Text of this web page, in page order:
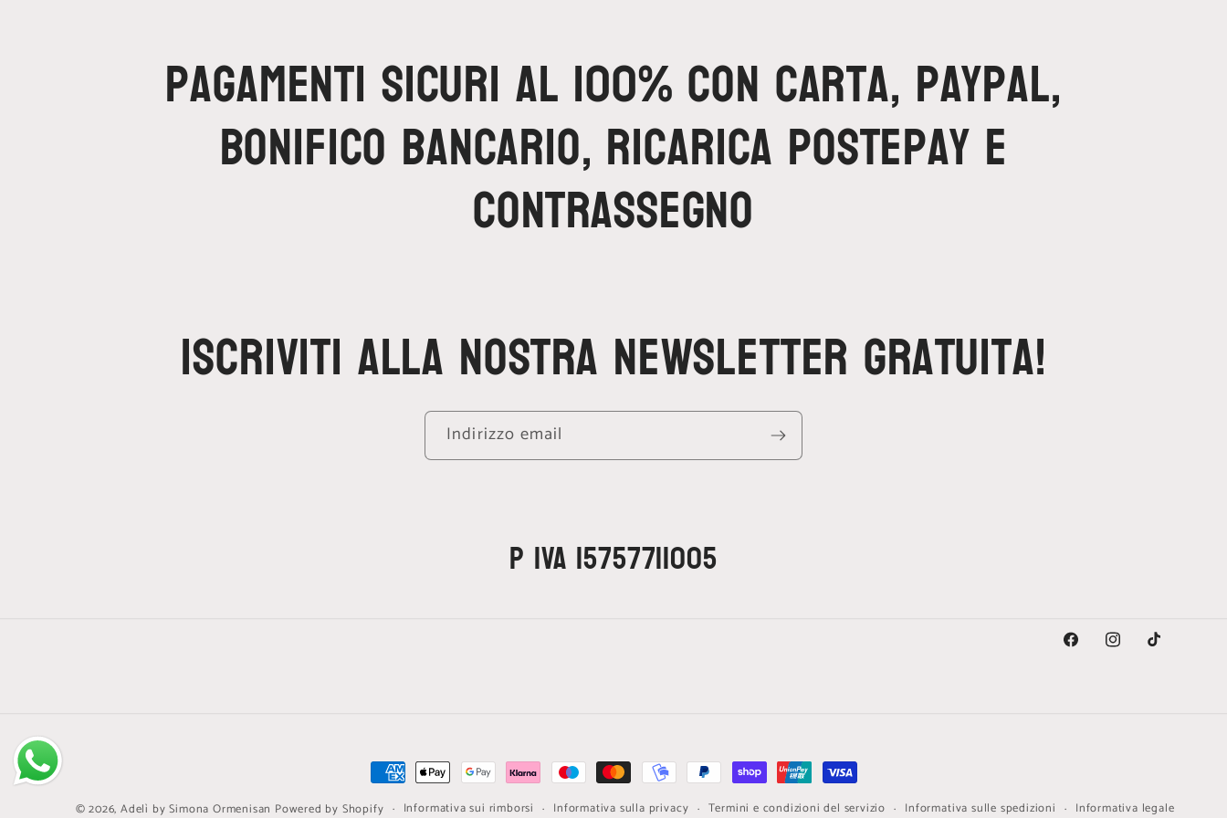
Pagamenti sicuri al 100% con carta, Paypal,
bonifico bancario, ricarica Postepay e
contrassegno
Iscriviti alla nostra newsletter gratuita!
Indirizzo email
P IVA 15757711005
FacebookInstagramTikTok
Metodi
di
© 2026,Adelì by Simona Ormenisan Powered by Shopify Informativa sui rimborsi Informativa sulla privacy Termini e condizioni del servizio Informativa sulle spedizioni Informativa legale